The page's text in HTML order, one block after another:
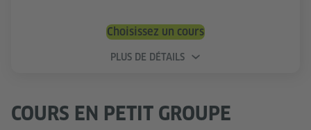
Choisissez un cours
PLUS DE DÉTAILS
COURS EN PETIT GROUPE